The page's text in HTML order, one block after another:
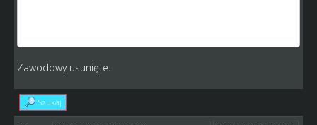
Zawodowy usunięte.
Szukaj